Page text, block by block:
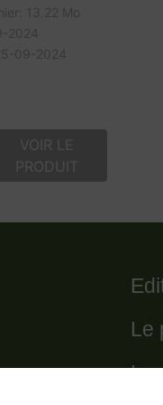
VOIR LE
PRODUIT
Le
Le